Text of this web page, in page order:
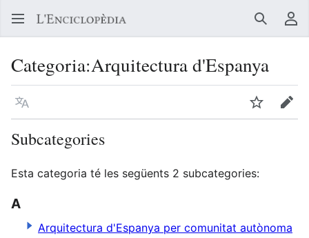
Buscar
Categoria:Arquitectura d'Espanya
Llegir en un atre idioma Vigilar
Subcategories
Esta categoria té les següents 2 subcategories:
A
Arquitectura d'Espanya per comunitat autònoma